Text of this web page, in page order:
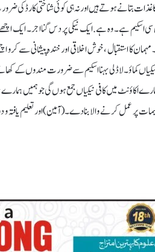
کاغذات بتانے ہوتے ہیں اور نہ ہی کوئی شناختی کارڈ
۔ مہمان کا استقبال ، خوش اخلاقی اور خندہ پیشانی سے
کماؤ۔لاڈلی بہنا اسکیم سے ضرورت مندوں کے
اکاؤنٹ میں کافی نیکیاں جمع ہوں گی جو ہمیں
پر عمل کرنے والا بنادے۔(آمین) اورتعلیم